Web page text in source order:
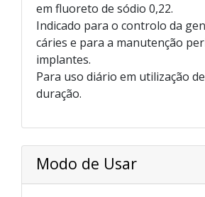
em fluoreto de sódio 0,22.
Indicado para o controlo da
cáries e para a manutenção
implantes.
Para uso diário em utilização
duração.
Modo de Usar